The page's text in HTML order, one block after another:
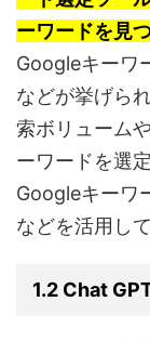
ーワードを見
Googleキーワ
などが挙げら
索ボリューム
ーワードを選
Googleキーワ
などを活用し
1.2 Chat